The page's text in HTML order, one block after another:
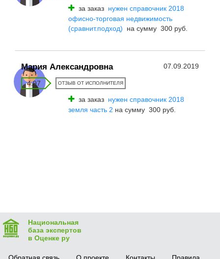
за заказ нужен справочник 2018
офисно-торговая недвижимость
(сравнит.подход)
на сумму 300 руб.
Мария Александровна 07.09.2019
4.97 ОТЗЫВ ОТ ИСПОЛНИТЕЛЯ
за заказ нужен справочник 2018
земля часть 2 на сумму 300 руб.
Национальная
база экспертов
в Оценке ру